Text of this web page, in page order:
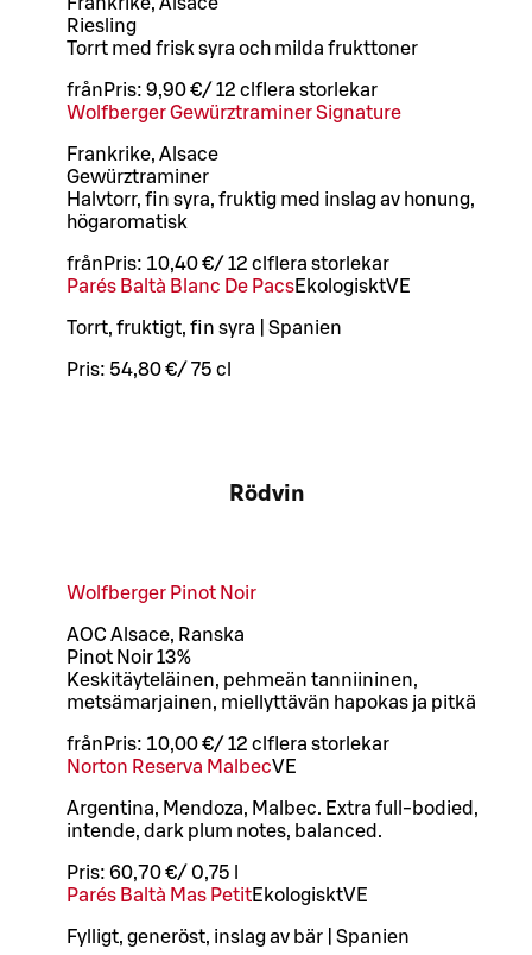
Frankrike, Alsace
Riesling
Torrt med frisk syra och milda frukttoner
från Pris: 9,90 €/ 12 cl flera storlekar
Wolfberger Gewürztraminer Signature
Frankrike, Alsace
Gewürztraminer
Halvtorr, fin syra, fruktig med inslag av honung,
högaromatisk
från Pris: 10,40 €/ 12 cl flera storlekar
Parés Baltà Blanc De PacsEkologisktVE
Torrt, fruktigt, fin syra | Spanien
Pris: 54,80 €/ 75 cl
Rödvin
Wolfberger Pinot Noir
AOC Alsace, Ranska
Pinot Noir 13%
Keskitäyteläinen, pehmeän tanniininen,
metsämarjainen, miellyttävän hapokas ja pitkä
från Pris: 10,00 €/ 12 cl flera storlekar
Norton Reserva MalbecVE
Argentina, Mendoza, Malbec. Extra full-bodied,
intende, dark plum notes, balanced.
Pris: 60,70 €/ 0,75 l
Parés Baltà Mas PetitEkologisktVE
Fylligt, generöst, inslag av bär | Spanien